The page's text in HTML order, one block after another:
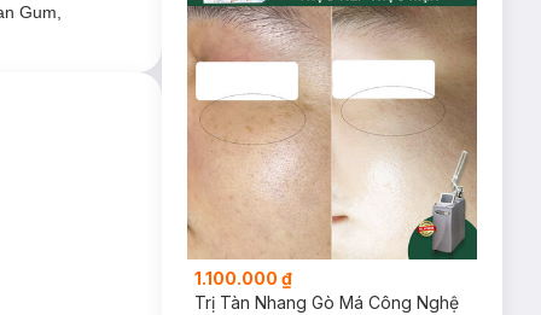
Gum,
1.100.000 ₫
Trị Tàn Nhang Gò Má Công Nghệ